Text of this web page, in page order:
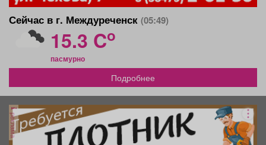
Сейчас в г. Междуреченск (05:49)
15.3 Co
пасмурно
Подробнее
реклама